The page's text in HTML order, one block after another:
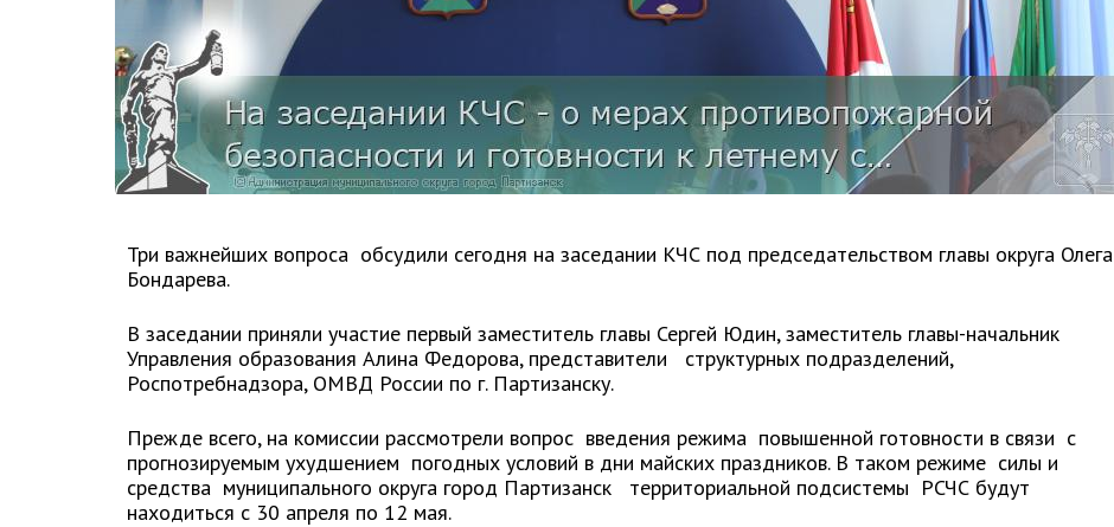
Три важнейших вопроса обсудили сегодня на заседании КЧС под председательством главы округа Олега
Бондарева.
В заседании приняли участие первый заместитель главы Сергей Юдин, заместитель главы-начальник
Управления образования Алина Федорова, представители структурных подразделений,
Роспотребнадзора, ОМВД России по г. Партизанску.
Прежде всего, на комиссии рассмотрели вопрос введения режима повышенной готовности в связи с
прогнозируемым ухудшением погодных условий в дни майских праздников. В таком режиме силы и
средства муниципального округа город Партизанск территориальной подсистемы РСЧС будут
находиться с 30 апреля по 12 мая.